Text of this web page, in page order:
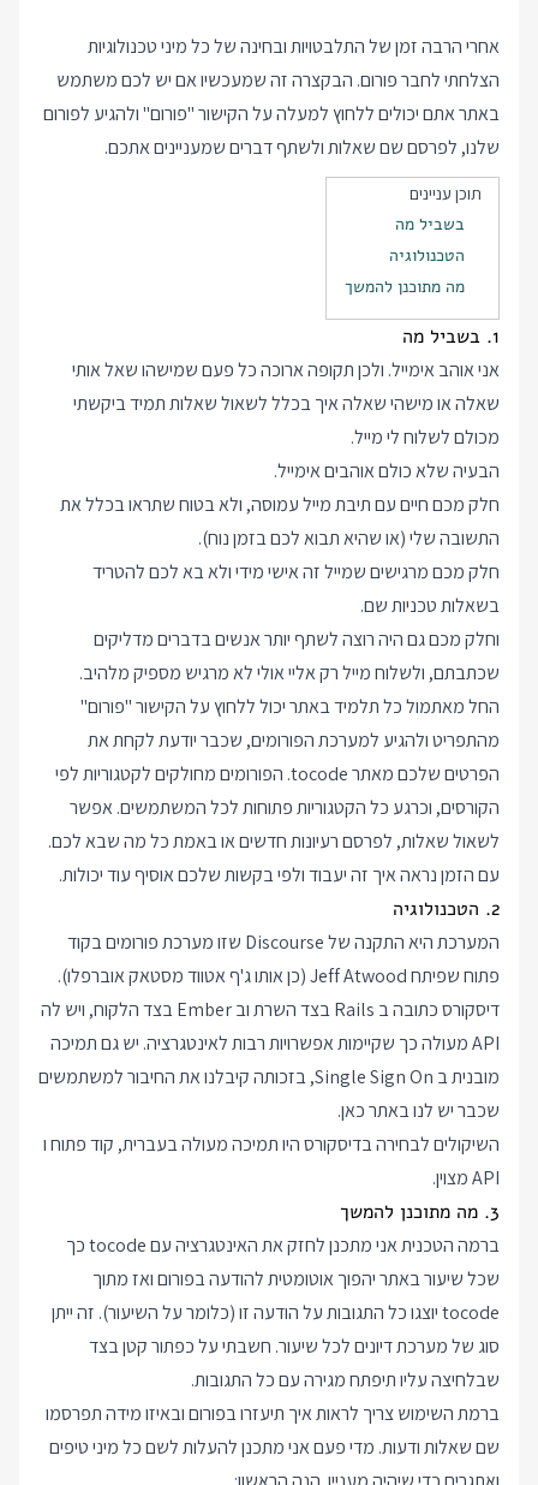
אחרי הרבה זמן של התלבטויות ובחינה של כל מיני טכנולוגיות
הצלחתי לחברפורום. הבקצרה זה שמעכשיו אם יש לכם משתמש
באתר אתם יכולים ללחוץ למעלה על הקישור "פורום" ולהגיע לפורום
שלנו, לפרסם שם שאלות ולשתף דברים שמעניינים אתכם.
תוכן עניינים
בשביל מה
הטכנולוגיה
מה מתוכנן להמשך
1. בשביל מה
אני אוהב אימייל. ולכן תקופה ארוכה כל פעם שמישהו שאל אותי
שאלה או מישהי שאלה איך בכלל לשאול שאלות תמיד ביקשתי
מכולם לשלוח לי מייל.
הבעיה שלא כולם אוהבים אימייל.
חלק מכם חיים עם תיבת מייל עמוסה, ולא בטוח שתראו בכלל את
התשובה שלי (או שהיא תבוא לכם בזמן נוח).
חלק מכם מרגישים שמייל זה אישי מידי ולא בא לכם להטריד
בשאלות טכניות שם.
וחלק מכם גם היה רוצה לשתף יותר אנשים בדברים מדליקים
שכתבתם, ולשלוח מייל רק אליי אולי לא מרגיש מספיק מלהיב.
החל מאתמול כל תלמיד באתר יכול ללחוץ על הקישור "פורום"
מהתפריט ולהגיע למערכת הפורומים, שכבר יודעת לקחת את
הפרטים שלכם מאתר tocode. הפורומים מחולקים לקטגוריות לפי
הקורסים, וכרגע כל הקטגוריות פתוחות לכל המשתמשים. אפשר
לשאול שאלות, לפרסם רעיונות חדשים או באמת כל מה שבא לכם.
עם הזמן נראה איך זה יעבוד ולפי בקשות שלכם אוסיף עוד יכולות.
2. הטכנולוגיה
המערכת היא התקנה שלDiscourse שזו מערכת פורומים בקוד
פתוח שפיתח Jeff Atwood (כן אותו ג'ף אטווד מסטאק אוברפלו).
דיסקורס כתובה ב Rails בצד השרת וב Ember בצד הלקוח, ויש לה
API מעולה כך שקיימות אפשרויות רבות לאינטגרציה. יש גם תמיכה
מובנית ב Single Sign On, בזכותה קיבלנו את החיבור למשתמשים
שכבר יש לנו באתר כאן.
השיקולים לבחירה בדיסקורס היו תמיכה מעולה בעברית, קוד פתוח ו
API מצוין.
3. מה מתוכנן להמשך
ברמה הטכנית אני מתכנן לחזק את האינטגרציה עם tocode כך
שכל שיעור באתר יהפוך אוטומטית להודעה בפורום ואז מתוך
tocode יוצגו כל התגובות על הודעה זו (כלומר על השיעור). זה ייתן
סוג של מערכת דיונים לכל שיעור. חשבתי על כפתור קטן בצד
שבלחיצה עליו תיפתח מגירה עם כל התגובות.
ברמת השימוש צריך לראות איך תיעזרו בפורום ובאיזו מידה תפרסמו
שם שאלות ודעות. מדי פעם אני מתכנן להעלות לשם כל מיני טיפים